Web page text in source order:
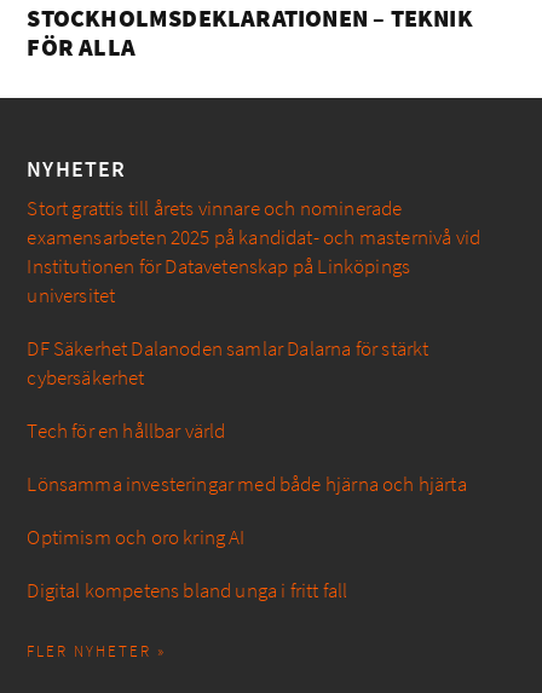
STOCKHOLMSDEKLARATIONEN – TEKNIK
FÖR ALLA
NYHETER
Stort grattis till årets vinnare och nominerade
examensarbeten 2025 på kandidat- och masternivå vid
Institutionen för Datavetenskap på Linköpings
universitet
DF Säkerhet Dalanoden samlar Dalarna för stärkt
cybersäkerhet
Tech för en hållbar värld
Lönsamma investeringar med både hjärna och hjärta
Optimism och oro kring AI
Digital kompetens bland unga i fritt fall
FLER NYHETER »